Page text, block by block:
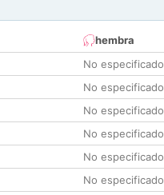
hembra
No especificado
No especificado
No especificado
No especificado
No especificado
No especificado